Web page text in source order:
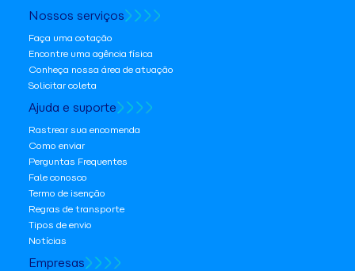
Nossos serviços
Faça uma cotação
Encontre uma agência física
Conheça nossa área de atuação
Solicitar coleta
Ajuda e suporte
Rastrear sua encomenda
Como enviar
Perguntas Frequentes
Fale conosco
Termo de isenção
Regras de transporte
Tipos de envio
Notícias
Empresas